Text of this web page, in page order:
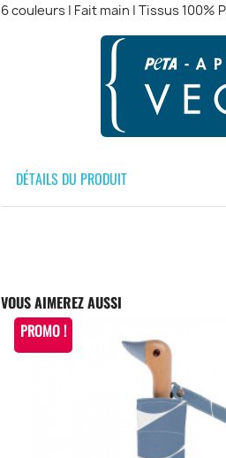
6 couleurs | Fait main | Tissus 100%
DÉTAILS DU PRODUIT
VOUS AIMEREZ AUSSI
PROMO !